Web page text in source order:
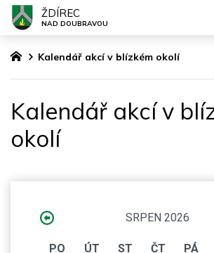
Kalendář akcí v blízkém okolí
Kalendář akcí v
okolí
SRPEN 2026
PO ÚT ST ČT PÁ
ŽDÍREC
NAD DOUBRAVOU